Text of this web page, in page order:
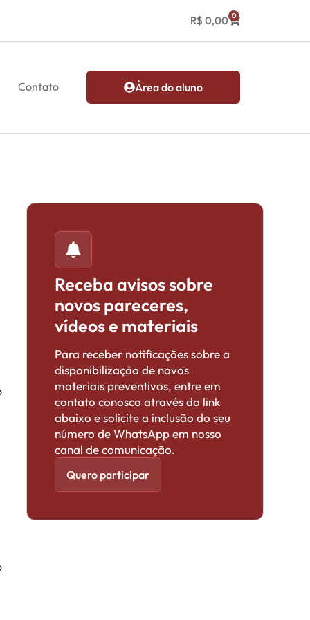
R$ 0,00 0
Contato Área do aluno
Receba avisos sobre
novos pareceres,
vídeos e materiais
Para receber notificações sobre a
disponibilização de novos
materiais preventivos, entre em
contato conosco através do link
abaixo e solicite a inclusão do seu
número de WhatsApp em nosso
canal de comunicação.
Quero participar